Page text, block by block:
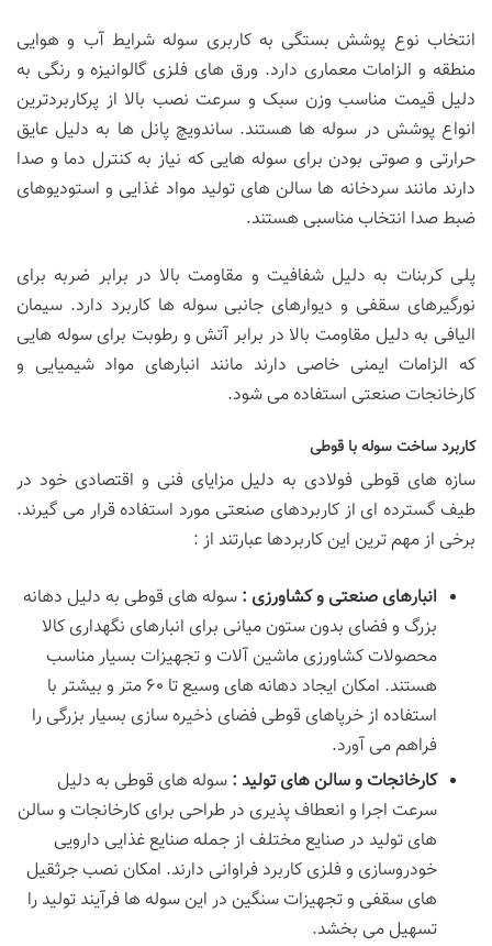
انتخاب نوع پوشش بستگی به کاربری سوله شرایط آب و هوایی
منطقه و الزامات معماری دارد. ورق های فلزی گالوانیزه و رنگی به
دلیل قیمت مناسب وزن سبک و سرعت نصب بالا از پرکاربردترین
انواع پوشش در سوله ها هستند. ساندویچ پانل ها به دلیل عایق
حرارتی و صوتی بودن برای سوله هایی که نیاز به کنترل دما و صدا
دارند مانند سردخانه ها سالن های تولید مواد غذایی و استودیوهای
ضبط صدا انتخاب مناسبی هستند.
پلی کربنات به دلیل شفافیت و مقاومت بالا در برابر ضربه برای
نورگیرهای سقفی و دیوارهای جانبی سوله ها کاربرد دارد. سیمان
الیافی به دلیل مقاومت بالا در برابر آتش و رطوبت برای سوله هایی
که الزامات ایمنی خاصی دارند مانند انبارهای مواد شیمیایی و
کارخانجات صنعتی استفاده می شود.
کاربرد ساخت سوله با قوطی
سازه های قوطی فولادی به دلیل مزایای فنی و اقتصادی خود در
طیف گسترده ای از کاربردهای صنعتی مورد استفاده قرار می گیرند.
برخی از مهم ترین این کاربردها عبارتند از :
انبارهای صنعتی و کشاورزی : سوله های قوطی به دلیل دهانه
بزرگ و فضای بدون ستون میانی برای انبارهای نگهداری کالا
محصولات کشاورزی ماشین آلات و تجهیزات بسیار مناسب
هستند. امکان ایجاد دهانه های وسیع تا ۶۰ متر و بیشتر با
استفاده از خرپاهای قوطی فضای ذخیره سازی بسیار بزرگی را
فراهم می آورد.
کارخانجات و سالن های تولید : سوله های قوطی به دلیل
سرعت اجرا و انعطاف پذیری در طراحی برای کارخانجات و سالن
های تولید در صنایع مختلف از جمله صنایع غذایی دارویی
خودروسازی و فلزی کاربرد فراوانی دارند. امکان نصب جرثقیل
های سقفی و تجهیزات سنگین در این سوله ها فرآیند تولید را
تسهیل می بخشد.